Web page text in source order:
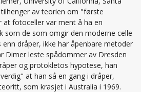
av teorien om "første
fotoceller var ment å ha en
som de som omgir den moderne celle
dråper, ikke har åpenbare metoder
Dimer leste spådommer av Dresden
og protokletos hypotese, han
at han så en gang i dråper,
som krasjet i Australia i 1969.